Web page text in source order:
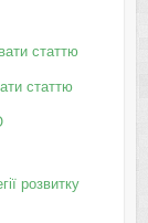
статтю
статтю
розвитку